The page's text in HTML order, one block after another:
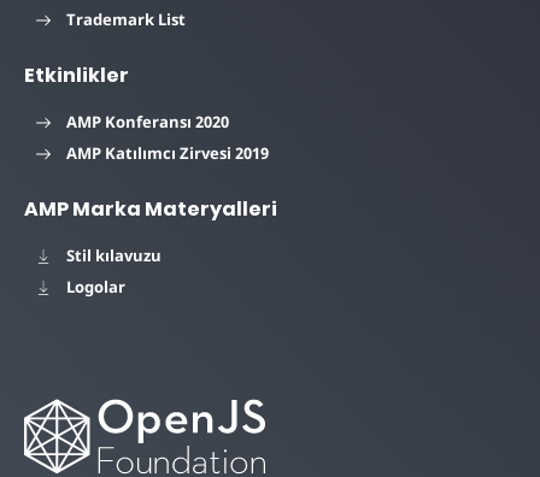
Trademark List
Etkinlikler
AMP Konferansı 2020
AMP Katılımcı Zirvesi 2019
AMP Marka Materyalleri
Stil kılavuzu
Logolar